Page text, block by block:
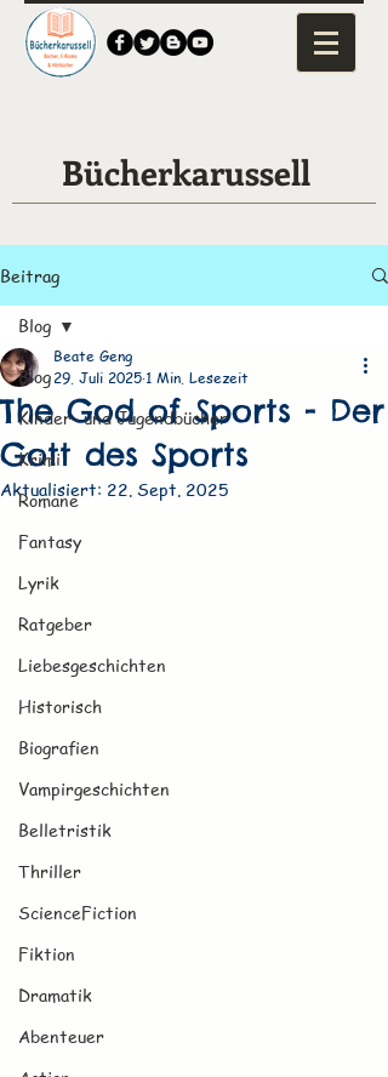
Bücherkarussell
Beitrag
Blog
Kinder- und Jugendbücher
Krimi
Romane
Fantasy
Lyrik
Ratgeber
Liebesgeschichten
Historisch
Biografien
Vampirgeschichten
Belletristik
Thriller
ScienceFiction
Fiktion
Dramatik
Abenteuer
Blog
The God of Sports - Der
Gott des Sports
Beate Geng
29. Juli 2025 1 Min. Lesezeit
Aktualisiert: 22. Sept. 2025